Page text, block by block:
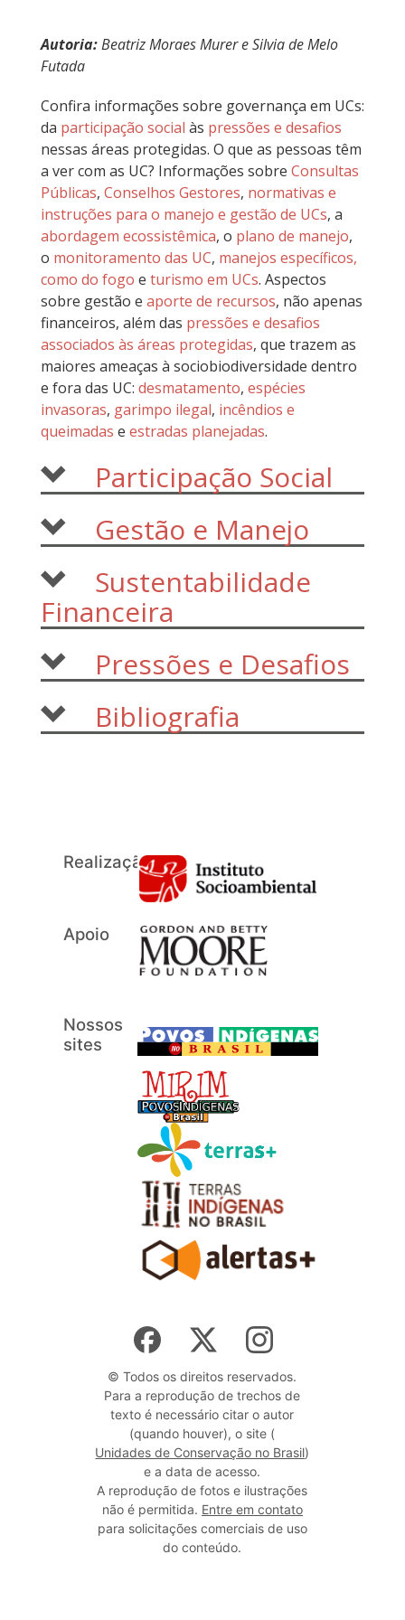
Autoria:Beatriz Moraes Murer e Silvia de Melo
Futada
Confira informações sobre governança em UCs:
da participação social às pressões e desafios
nessas áreas protegidas. O que as pessoas têm
a ver com as UC? Informações sobre Consultas
Públicas, Conselhos Gestores, normativas e
instruções para o manejo e gestão de UCs, a
abordagem ecossistêmica, o plano de manejo,
o monitoramento das UC, manejos específicos,
como do fogo e turismo em UCs. Aspectos
sobre gestão e aporte de recursos, não apenas
financeiros, além das pressões e desafios
associados às áreas protegidas, que trazem as
maiores ameaças à sociobiodiversidade dentro
e fora das UC: desmatamento, espécies
invasoras, garimpo ilegal, incêndios e
queimadas e estradas planejadas.
Participação Social
Gestão e Manejo
Sustentabilidade
Financeira
Pressões e Desafios
Bibliografia